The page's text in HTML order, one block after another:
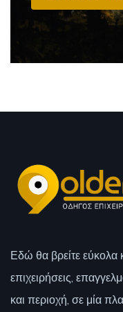
Εδώ θα βρείτε εύκολα
επιχειρήσεις,
και περιοχή, σε μία